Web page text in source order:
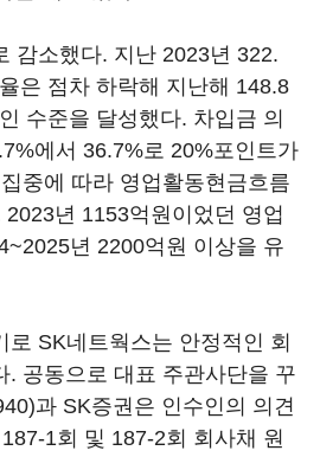
감소했다. 지난 2023년 322.
은 점차 하락해 지난해 148.8
수준을 달성했다. 차입금 의
에서 36.7%로 20%포인트가
중에 따라 영업활동현금흐름
년 1153억원이었던 영업
년 2200억원 이상을 유
SK네트웍스는 안정적인 회
. 공동으로 대표 주관사단을 꾸
과 SK증권은 인수인의 의견
1회 및 187-2회 회사채 원